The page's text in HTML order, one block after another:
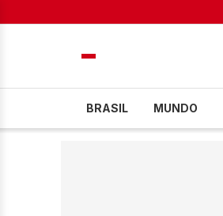
BRASIL MUNDO